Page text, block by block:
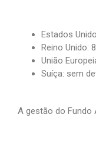
Estados
Reino Unido:
União
Suíça: sem
A gestão do Fundo